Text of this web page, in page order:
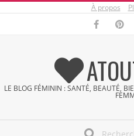
À propos
LE BLOG FÉMININ : SANTÉ, BEAUTÉ,